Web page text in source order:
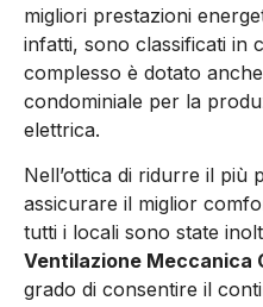
migliori prestazioni
infatti, sono classificati in
complesso è dotato
condominiale per la
elettrica.
Nell’ottica di ridurre il più
assicurare il miglior
tutti i locali sono state
Ventilazione Meccanica
grado di consentire il